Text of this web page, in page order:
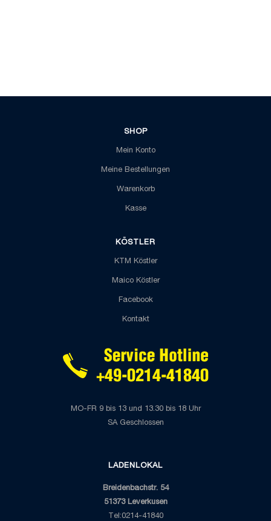
SHOP
Mein Konto
Meine Bestellungen
Warenkorb
Kasse
KÖSTLER
KTM Köstler
Maico Köstler
Facebook
Kontakt
MO-FR 9 bis 13 und 13.30 bis 18 Uhr
SA Geschlossen
LADENLOKAL
Breidenbachstr. 54
51373 Leverkusen
Tel:0214-41840